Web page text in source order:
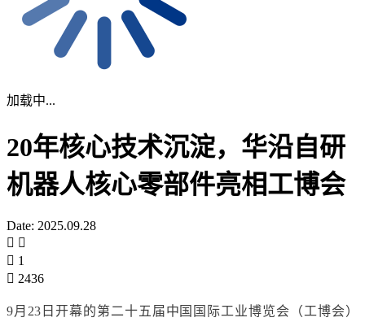
加载中...
20年核心技术沉淀，华沿自研
机器人核心零部件亮相工博会
Date: 2025.09.28
1
2436
9月23日开幕的第二十五届中国国际工业博览会（工博会）